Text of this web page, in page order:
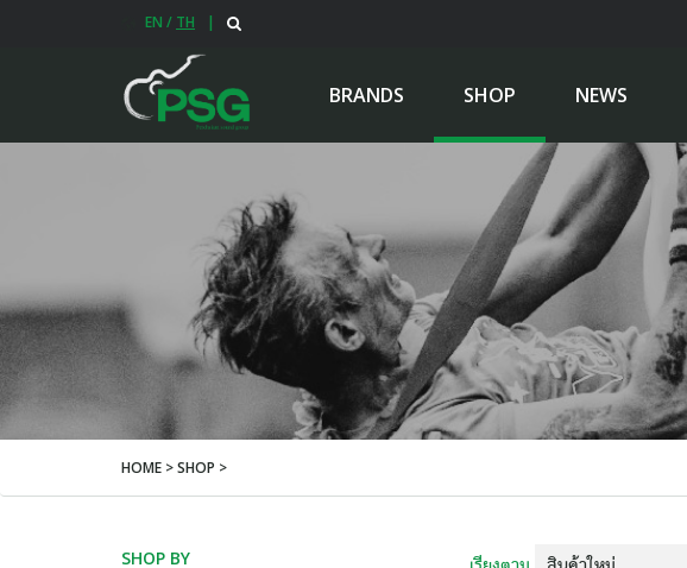
EN / TH |
BRANDS SHOP NEWS
HOME > SHOP >
SHOP BY